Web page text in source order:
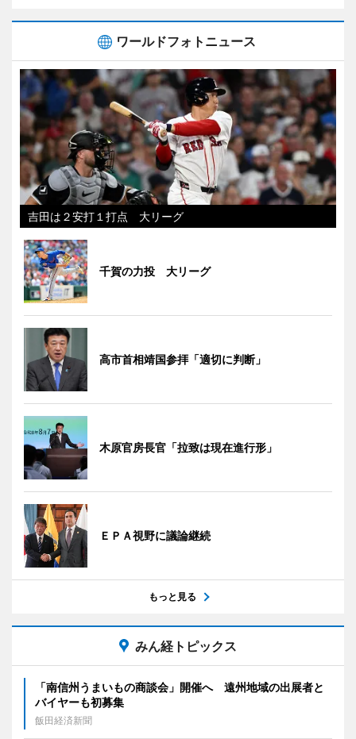
ワールドフォトニュース
吉田は２安打１打点 大リーグ
千賀の力投 大リーグ
高市首相靖国参拝「適切に判断」
木原官房長官「拉致は現在進行形」
ＥＰＡ視野に議論継続
もっと見る
みん経トピックス
「南信州うまいもの商談会」開催へ 遠州地域の出展者と
バイヤーも初募集
飯田経済新聞